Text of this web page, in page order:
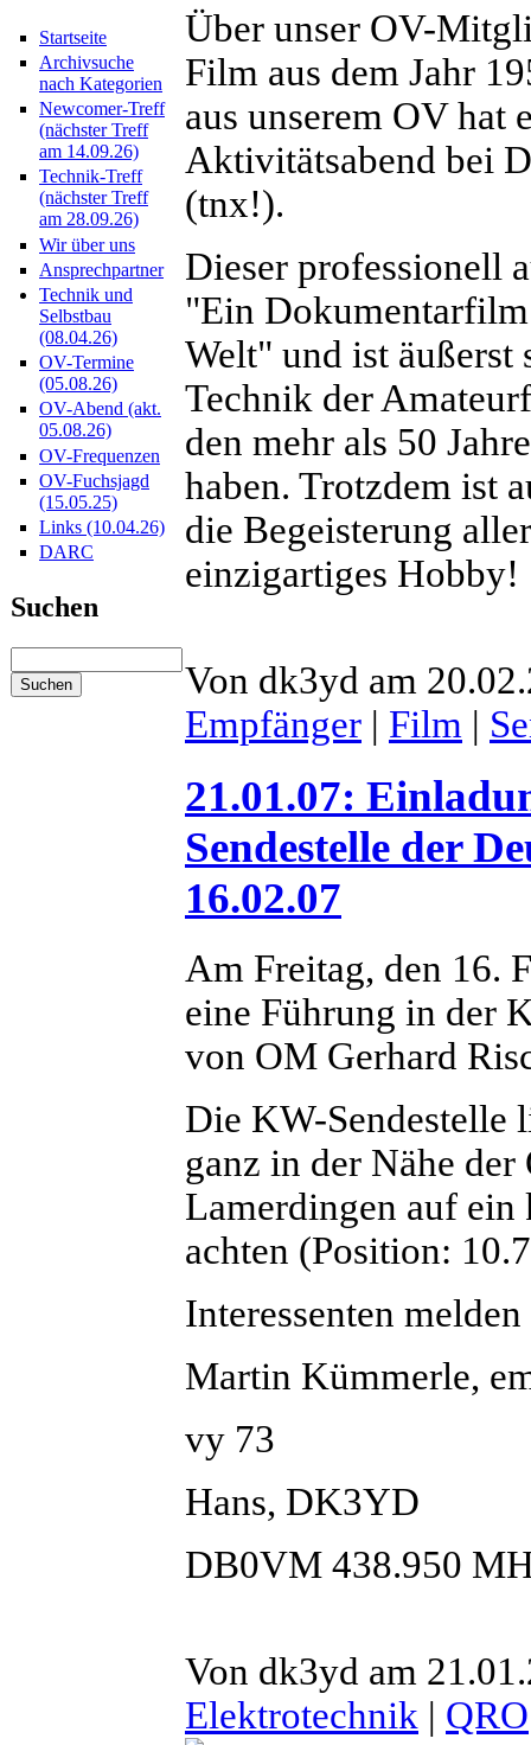
Startseite
Archivsuche
nach Kategorien
Newcomer-Treff
(nächster Treff
am 14.09.26)
Technik-Treff
(nächster Treff
am 28.09.26)
Wir über uns
Ansprechpartner
Technik und
Selbstbau
(08.04.26)
OV-Termine
(05.08.26)
OV-Abend (akt.
05.08.26)
OV-Frequenzen
OV-Fuchsjagd
(15.05.25)
Links (10.04.26)
DARC
Suchen
Über unser OV-
Film aus dem Jahr
aus unserem OV hat
Aktivitätsabend bei
(tnx!).
Dieser professionell
"Ein
Welt" und ist äußerst
Technik der
den mehr als 50
haben. Trotzdem ist
die Begeisterung
einzigartiges Hobby!
Von dk3yd am
Empfänger | Film |
21.01.07:
Sendestelle der
16.02.07
Am Freitag, den 16.
eine Führung in der
von OM Gerhard
Die KW-Sendestelle
ganz in der Nähe
Lamerdingen auf ein
achten (Position:
Interessenten
Martin Kümmerle,
vy 73
Hans, DK3YD
DB0VM 438.950
Von dk3yd am
Elektrotechnik | QRO